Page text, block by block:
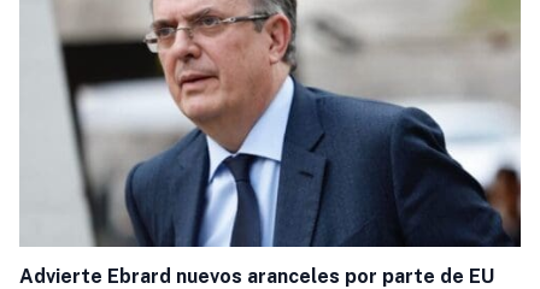
Advierte Ebrard nuevos aranceles por parte de EU